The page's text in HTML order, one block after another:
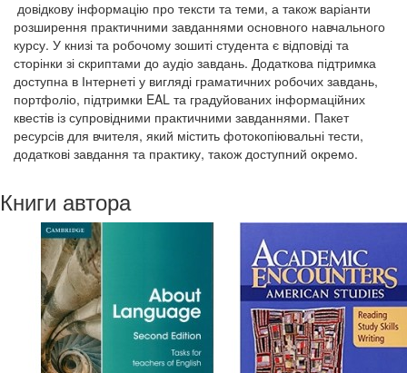
довідкову інформацію про тексти та теми, а також варіанти
розширення практичними завданнями основного навчального
курсу. У книзі та робочому зошиті студента є відповіді та
сторінки зі скриптами до аудіо завдань. Додаткова підтримка
доступна в Інтернеті у вигляді граматичних робочих завдань,
портфоліо, підтримки EAL та градуйованих інформаційних
квестів із супровідними практичними завданнями. Пакет
ресурсів для вчителя, який містить фотокопіювальні тести,
додаткові завдання та практику, також доступний окремо.
Книги автора